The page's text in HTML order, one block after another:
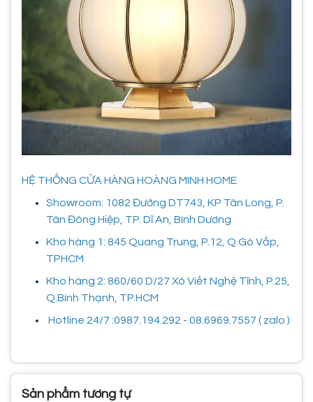
HỆ THỐNG CỬA HÀNG HOÀNG MINH HOME
Showroom: 1082 Đường DT743, KP Tân Long, P.
Tân Đông Hiệp, TP. Dĩ An, Bình Dương
Kho hàng 1: 845 Quang Trung, P.12, Q.Gò Vấp,
TPHCM
Kho hàng 2: 860/60 D/27 Xô Viết Nghệ Tĩnh, P.25,
Q.Bình Thạnh, TP.HCM
Hotline 24/7 :0987.194.292 - 08.6969.7557 ( zalo )
Sản phẩm tương tự